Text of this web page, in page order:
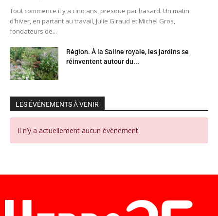
Tout commence il y a cinq ans, presque par hasard. Un matin
d’hiver, en partant au travail, Julie Giraud et Michel Gros,
fondateurs de...
Région. À la Saline royale, les jardins se
réinventent autour du...
LES ÉVÉNEMENTS À VENIR
Il n’y a actuellement aucun évènement.